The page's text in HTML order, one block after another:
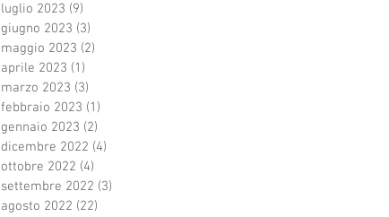
luglio 2023 (9)
giugno 2023 (3)
maggio 2023 (2)
aprile 2023 (1)
marzo 2023 (3)
febbraio 2023 (1)
gennaio 2023 (2)
dicembre 2022 (4)
ottobre 2022 (4)
settembre 2022 (3)
agosto 2022 (22)